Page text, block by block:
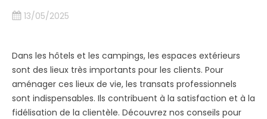
13/05/2025
Dans les hôtels et les campings, les espaces extérieurs
sont des lieux très importants pour les clients. Pour
aménager ces lieux de vie, les transats professionnels
sont indispensables. Ils contribuent à la satisfaction et à la
fidélisation de la clientèle. Découvrez nos conseils pour